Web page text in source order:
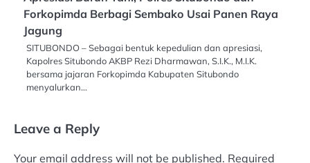
Forkopimda Berbagi Sembako Usai Panen Raya
Jagung
SITUBONDO – Sebagai bentuk kepedulian dan apresiasi,
Kapolres Situbondo AKBP Rezi Dharmawan, S.I.K., M.I.K.
bersama jajaran Forkopimda Kabupaten Situbondo
menyalurkan…
Leave a Reply
Your email address will not be published. Required